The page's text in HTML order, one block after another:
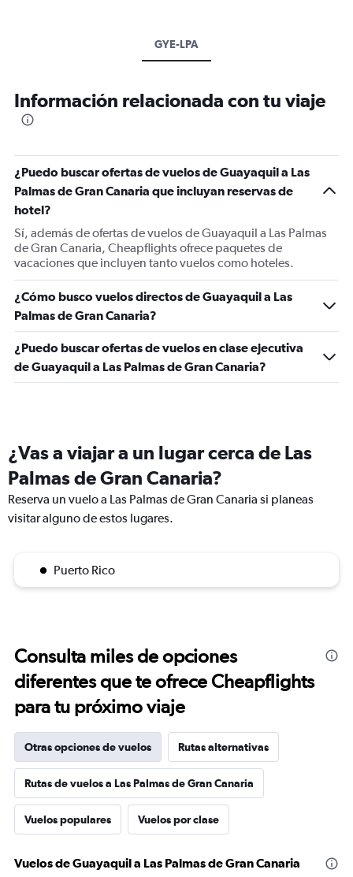
GYE-LPA
Información relacionada con tu viaje
¿Puedo buscar ofertas de vuelos de Guayaquil a Las
Palmas de Gran Canaria que incluyan reservas de
hotel?
Sí, además de ofertas de vuelos de Guayaquil a Las Palmas
de Gran Canaria, Cheapflights ofrece paquetes de
vacaciones que incluyen tanto vuelos como hoteles.
¿Cómo busco vuelos directos de Guayaquil a Las
Palmas de Gran Canaria?
¿Puedo buscar ofertas de vuelos en clase ejecutiva
de Guayaquil a Las Palmas de Gran Canaria?
¿Vas a viajar a un lugar cerca de Las
Palmas de Gran Canaria?
Reserva un vuelo a Las Palmas de Gran Canaria si planeas
visitar alguno de estos lugares.
Puerto Rico
Consulta miles de opciones
diferentes que te ofrece Cheapflights
para tu próximo viaje
Otras opciones de vuelos Rutas alternativas
Rutas de vuelos a Las Palmas de Gran Canaria
Vuelos populares Vuelos por clase
Vuelos de Guayaquil a Las Palmas de Gran Canaria